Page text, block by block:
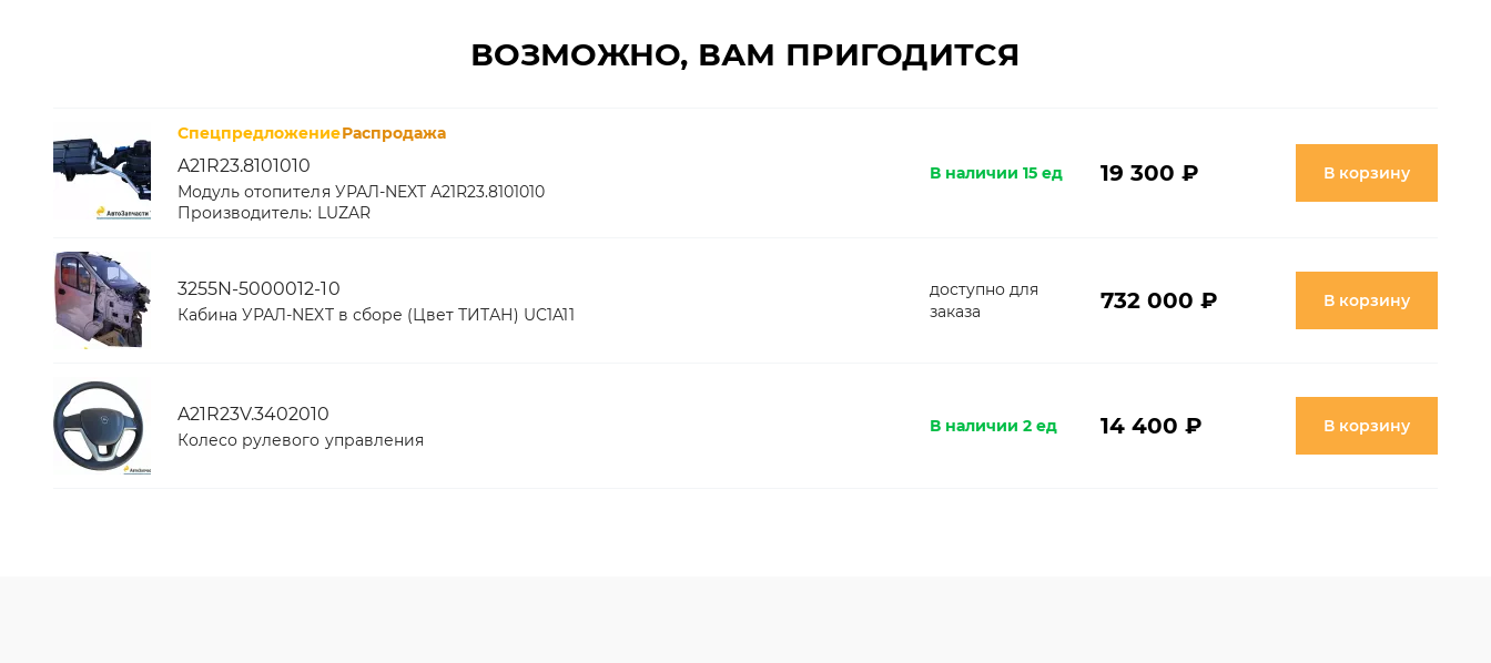
ВОЗМОЖНО, ВАМ ПРИГОДИТСЯ
СпецпредложениеРаспродажа
A21R23.8101010
Модуль отопителя УРАЛ-NEXT А21R23.8101010
Производитель: LUZAR
В наличии 15 ед 19 300 ₽ В корзину
3255N-5000012-10
Кабина УРАЛ-NEXT в сборе (Цвет ТИТАН) UC1A11
доступно для
заказа
732 000 ₽ В корзину
A21R23V.3402010
Колесо рулевого управления
В наличии 2 ед 14 400 ₽ В корзину